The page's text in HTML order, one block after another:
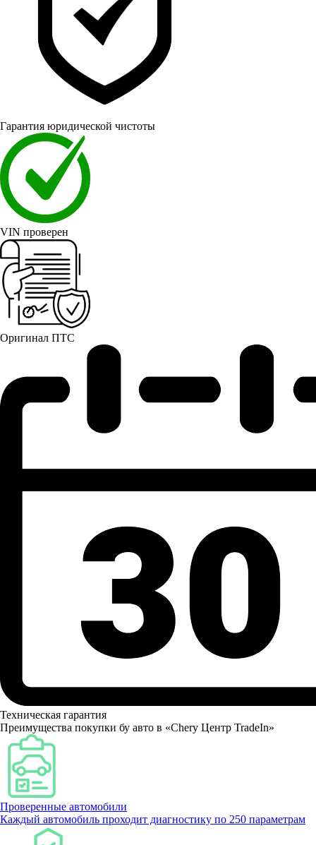
Гарантия юридической чистоты
VIN проверен
Оригинал ПТС
Техническая гарантия
Преимущества покупки бу авто в «Chery Центр TradeIn»
Проверенные автомобили
Каждый автомобиль проходит диагностику по 250 параметрам